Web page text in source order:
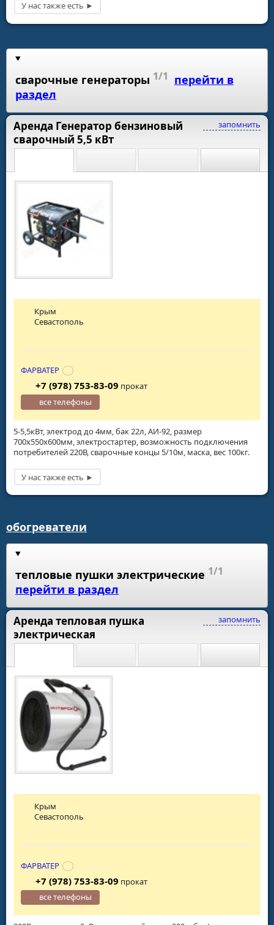
сварочные генераторы 1/1 перейти в
раздел
запомнить
Аренда Генератор бензиновый
сварочный 5,5 кВт
5-5,5кВт, электрод до 4мм, бак 22л, АИ-92, размер
700х550х600мм, электростартер, возможность подключения
потребителей 220В, сварочные концы 5/10м, маска, вес 100кг.
Крым
Севастополь
ФАРВАТЕР
+7 (978) 753-83-09 прокат
все телефоны
обогреватели
тепловые пушки электрические 1/1
перейти в раздел
запомнить
Аренда тепловая пушка
электрическая
Крым
Севастополь
ФАРВАТЕР
+7 (978) 753-83-09 прокат
все телефоны